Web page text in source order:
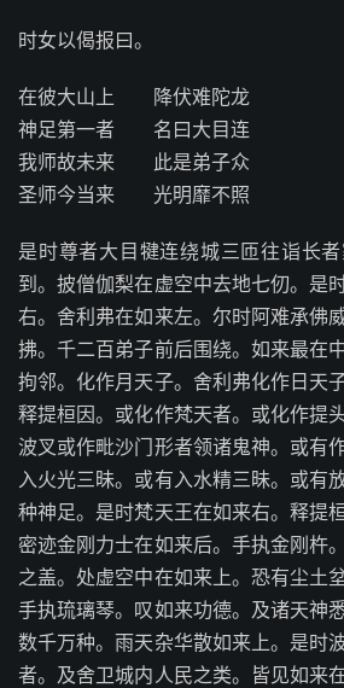
时女以偈报曰。
在彼大山上 降伏难陀龙
神足第一者 名曰大目连
我师故未来 此是弟子众
圣师今当来 光明靡不照
是时尊者大目犍连绕城三匝往诣长
到。披僧伽梨在虚空中去地七仞。是
右。舍利弗在如来左。尔时阿难承佛
拂。千二百弟子前后围绕。如来最在
拘邻。化作月天子。舍利弗化作日天
释提桓因。或化作梵天者。或化作提
波叉或作毗沙门形者领诸鬼神。或有
入火光三昧。或有入水精三昧。或有
种神足。是时梵天王在如来右。释提
密迹金刚力士在如来后。手执金刚杵
之盖。处虚空中在如来上。恐有尘土
手执琉璃琴。叹如来功德。及诸天神
数千万种。雨天杂华散如来上。是时
者。及舍卫城内人民之类。皆见如来